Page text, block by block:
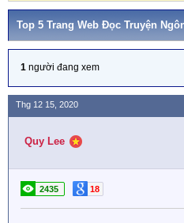
Top 5 Trang Web Đọc Truyện
1 người đang xem
Thg 12 15, 2020
Quy Lee
2435 18